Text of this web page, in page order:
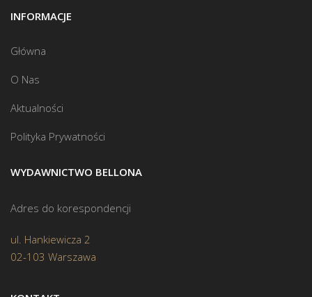
INFORMACJE
Główna
O Nas
Aktualności
Polityka Prywatności
WYDAWNICTWO BELLONA
Adres do korespondencji
ul. Hankiewicza 2
02-103 Warszawa